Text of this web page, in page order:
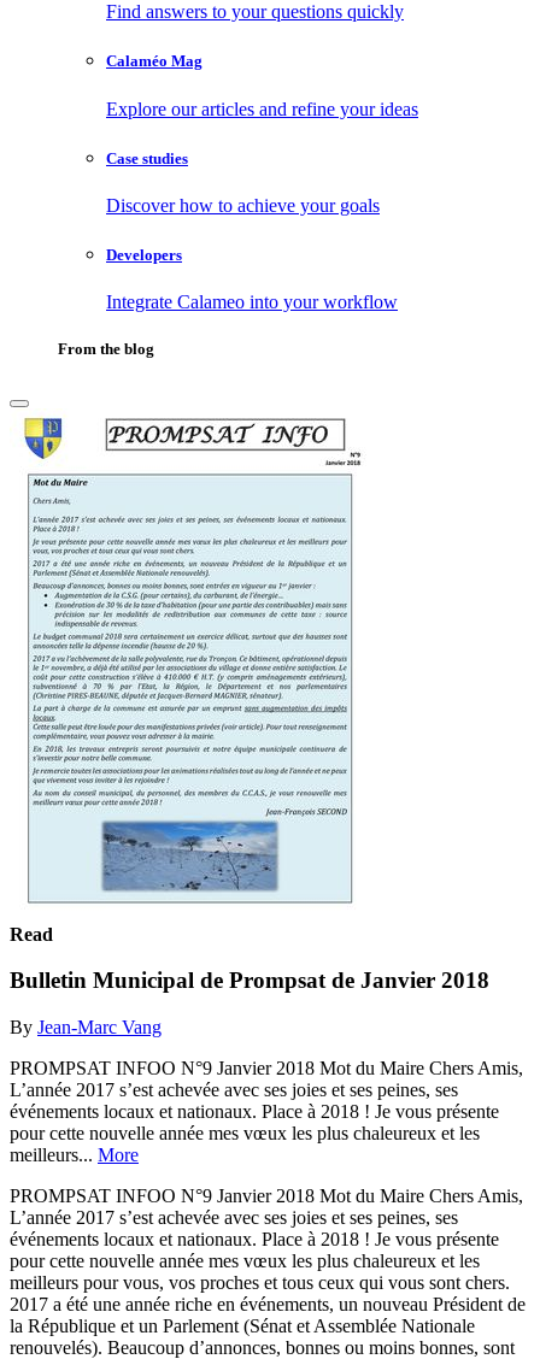
Find answers to your questions quickly
Calaméo Mag
Explore our articles and refine your ideas
Case studies
Discover how to achieve your goals
Developers
Integrate Calameo into your workflow
From the blog
Read
Bulletin Municipal de Prompsat de Janvier 2018
By Jean-Marc Vang
PROMPSAT INFOO N°9 Janvier 2018 Mot du Maire Chers Amis,
L’année 2017 s’est achevée avec ses joies et ses peines, ses
événements locaux et nationaux. Place à 2018 ! Je vous présente
pour cette nouvelle année mes vœux les plus chaleureux et les
meilleurs... More
PROMPSAT INFOO N°9 Janvier 2018 Mot du Maire Chers Amis,
L’année 2017 s’est achevée avec ses joies et ses peines, ses
événements locaux et nationaux. Place à 2018 ! Je vous présente
pour cette nouvelle année mes vœux les plus chaleureux et les
meilleurs pour vous, vos proches et tous ceux qui vous sont chers.
2017 a été une année riche en événements, un nouveau Président de
la République et un Parlement (Sénat et Assemblée Nationale
renouvelés). Beaucoup d’annonces, bonnes ou moins bonnes, sont